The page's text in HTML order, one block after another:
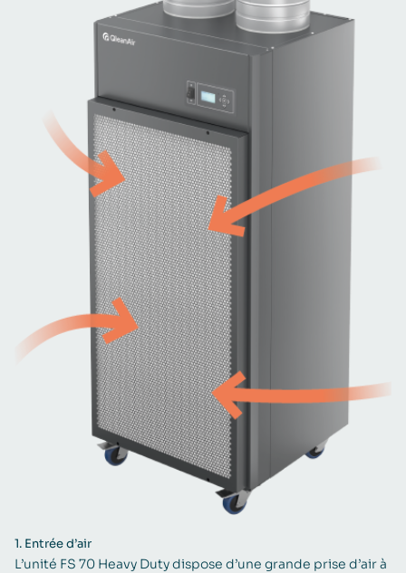
1. Entrée d’air
L’unité FS 70 Heavy Duty dispose d’une grande prise d’air à